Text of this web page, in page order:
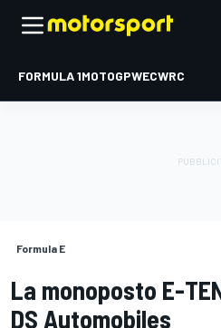
FORMULA 1MOTOGPWECWRC
Formula E
La monoposto E-
DS Automobiles